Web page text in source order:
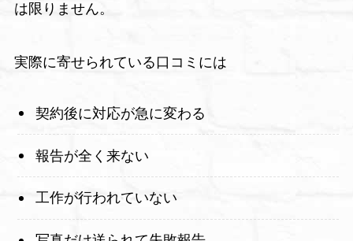
は限りません。
実際に寄せられている口コミには
契約後に対応が急に変わる
報告が全く来ない
工作が行われていない